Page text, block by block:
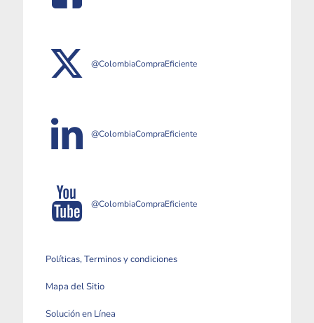
@ColombiaCompraEficiente
@ColombiaCompraEficiente
@ColombiaCompraEficiente
Políticas, Terminos y condiciones
Mapa del Sitio
Solución en Línea